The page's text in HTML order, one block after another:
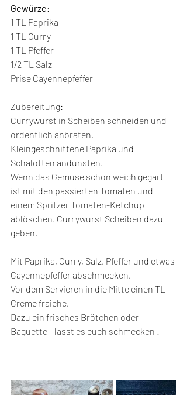
Gewürze:
1 TL Paprika
1 TL Curry
1 TL Pfeffer
1/2 TL Salz
Prise Cayennepfeffer
Zubereitung:
Currywurst in Scheiben schneiden und
ordentlich anbraten.
Kleingeschnittene Paprika und
Schalotten andünsten.
Wenn das Gemüse schön weich gegart
ist mit den passierten Tomaten und
einem Spritzer Tomaten-Ketchup
ablöschen. Currywurst Scheiben dazu
geben.
Mit Paprika, Curry, Salz, Pfeffer und etwas
Cayennepfeffer abschmecken.
Vor dem Servieren in die Mitte einen TL
Creme fraiche.
Dazu ein frisches Brötchen oder
Baguette - lasst es euch schmecken !